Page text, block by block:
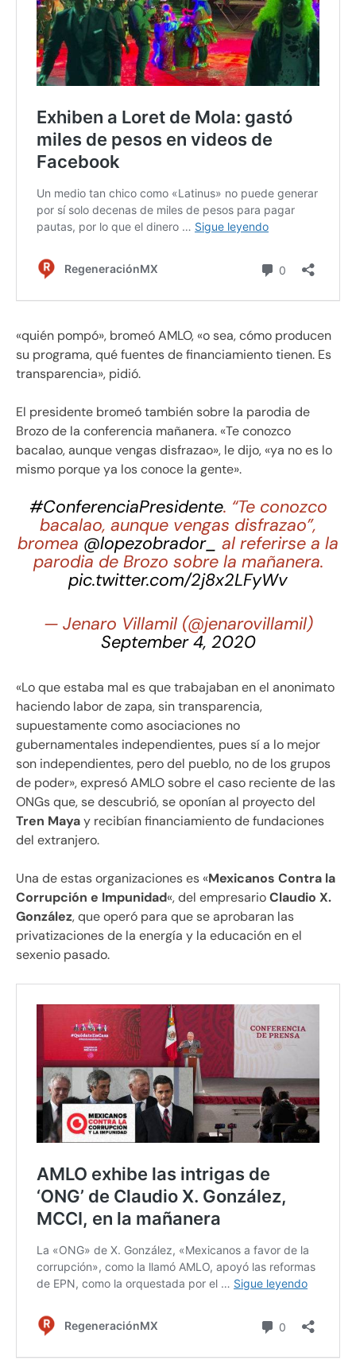
«quién pompó», bromeó AMLO, «o sea, cómo producen
su programa, qué fuentes de financiamiento tienen. Es
transparencia», pidió.
El presidente bromeó también sobre la parodia de
Brozo de la conferencia mañanera. «Te conozco
bacalao, aunque vengas disfrazao», le dijo, «ya no es lo
mismo porque ya los conoce la gente».
#ConferenciaPresidente. “Te conozco
bacalao, aunque vengas disfrazao”,
bromea @lopezobrador_ al referirse a la
parodia de Brozo sobre la mañanera.
pic.twitter.com/2j8x2LFyWv
— Jenaro Villamil (@jenarovillamil)
September 4, 2020
«Lo que estaba mal es que trabajaban en el anonimato
haciendo labor de zapa, sin transparencia,
supuestamente como asociaciones no
gubernamentales independientes, pues sí a lo mejor
son independientes, pero del pueblo, no de los grupos
de poder», expresó AMLO sobre el caso reciente de las
ONGs que, se descubrió, se oponían al proyecto del
Tren Mayay recibían financiamiento de fundaciones
del extranjero.
Una de estas organizaciones es «Mexicanos Contra la
Corrupción e Impunidad«, del empresarioClaudio X.
González, que operó para que se aprobaran las
privatizaciones de la energía y la educación en el
sexenio pasado.